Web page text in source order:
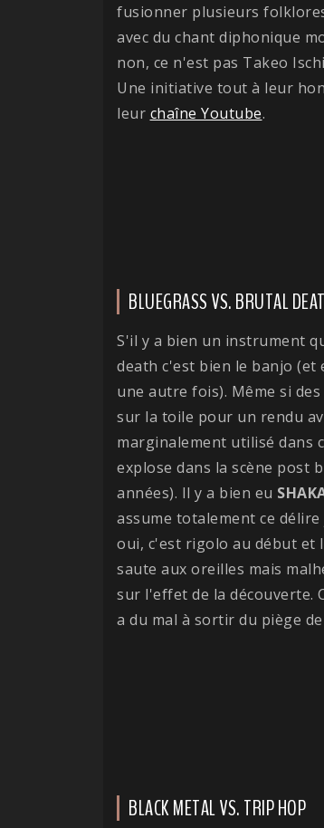
fusionner plusieurs
avec du chant diphonique
non, ce n'est pas Takeo
Une initiative tout à leur
leur chaîne Youtube.
BLUEGRASS VS. BRUTAL
S'il y a bien un instrument
death c'est bien le banjo (et
une autre fois). Même si
sur la toile pour un rendu
marginalement utilisé dans
explose dans la scène post
années). Il y a bien eu
assume totalement ce
oui, c'est rigolo au début et
saute aux oreilles mais
sur l'effet de la découverte.
a du mal à sortir du piège
BLACK METAL VS. TRIP HOP